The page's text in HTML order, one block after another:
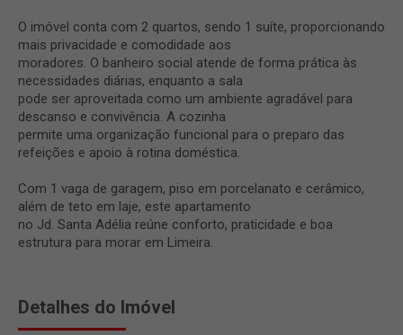
O imóvel conta com 2 quartos, sendo 1 suíte, proporcionando
mais privacidade e comodidade aos
moradores. O banheiro social atende de forma prática às
necessidades diárias, enquanto a sala
pode ser aproveitada como um ambiente agradável para
descanso e convivência. A cozinha
permite uma organização funcional para o preparo das
refeições e apoio à rotina doméstica.
Com 1 vaga de garagem, piso em porcelanato e cerâmico,
além de teto em laje, este apartamento
no Jd. Santa Adélia reúne conforto, praticidade e boa
estrutura para morar em Limeira.
Detalhes do Imóvel